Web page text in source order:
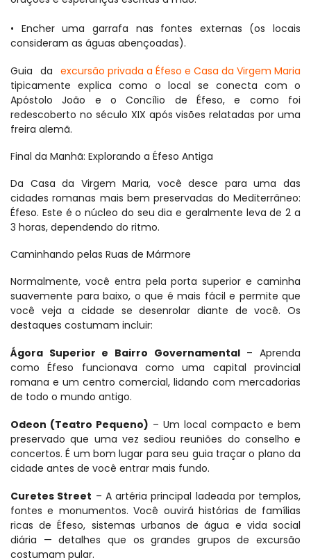
• Encher uma garrafa nas fontes externas (os locais
consideram as águas abençoadas).
Guia da excursão privada a Éfeso e Casa da Virgem Maria
tipicamente explica como o local se conecta com o
Apóstolo João e o Concílio de Éfeso, e como foi
redescoberto no século XIX após visões relatadas por uma
freira alemã.
Final da Manhã: Explorando a Éfeso Antiga
Da Casa da Virgem Maria, você desce para uma das
cidades romanas mais bem preservadas do Mediterrâneo:
Éfeso. Este é o núcleo do seu dia e geralmente leva de 2 a
3 horas, dependendo do ritmo.
Caminhando pelas Ruas de Mármore
Normalmente, você entra pela porta superior e caminha
suavemente para baixo, o que é mais fácil e permite que
você veja a cidade se desenrolar diante de você. Os
destaques costumam incluir:
Ágora Superior e Bairro Governamental – Aprenda
como Éfeso funcionava como uma capital provincial
romana e um centro comercial, lidando com mercadorias
de todo o mundo antigo.
Odeon (Teatro Pequeno) – Um local compacto e bem
preservado que uma vez sediou reuniões do conselho e
concertos. É um bom lugar para seu guia traçar o plano da
cidade antes de você entrar mais fundo.
Curetes Street – A artéria principal ladeada por templos,
fontes e monumentos. Você ouvirá histórias de famílias
ricas de Éfeso, sistemas urbanos de água e vida social
diária — detalhes que os grandes grupos de excursão
costumam pular.